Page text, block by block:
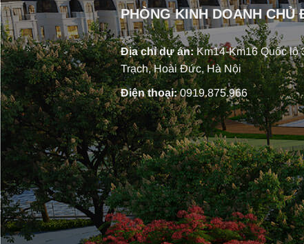
PHÒNG KINH DOANH CHỦ
Địa chỉ dự án:Km14-Km16 Quốc lộ
Trạch, Hoài Đức, Hà Nội
Điện thoại:0919.875.966